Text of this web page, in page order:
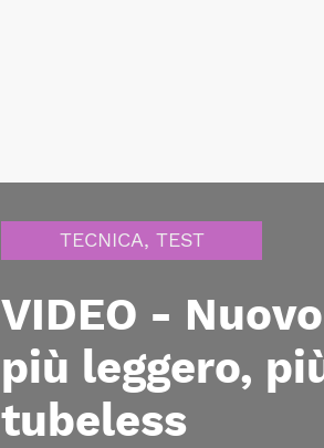
TECNICA, TEST
VIDEO -
più leggero,
tubeless